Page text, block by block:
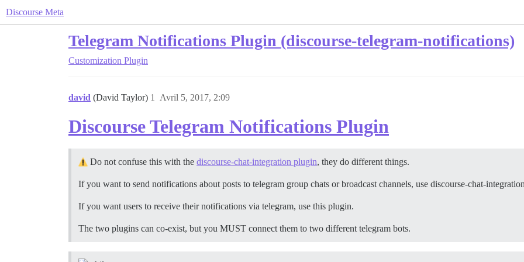
Discourse Meta
Telegram Notifications Plugin (discourse-telegram-notifications)
Customization Plugin
david (David Taylor) Avril 5, 2017, 2:09
1
Discourse Telegram Notifications Plugin
Do not confuse this with the discourse-chat-integration plugin, they do different things.
If you want to send notifications about posts to telegram group chats or broadcast channels, use discourse-chat-
If you want users to receive their notifications via telegram, use this plugin.
The two plugins can co-exist, but you MUST connect them to two different telegram bots.